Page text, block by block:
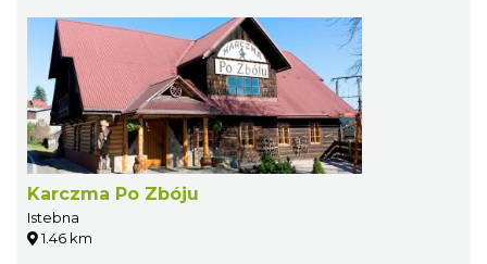
Karczma Po Zbóju
Istebna
1.46 km